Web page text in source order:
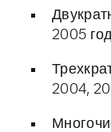
2005
2004,